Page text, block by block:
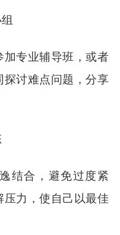
专业辅导班，或者
讨难点问题，分享
结合，避免过度紧
力，使自己以最佳